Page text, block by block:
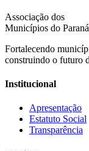
Associação dos
Municípios do Paraná
Fortalecendo
construindo o futuro
Institucional
Apresentação
Estatuto Social
Transparência